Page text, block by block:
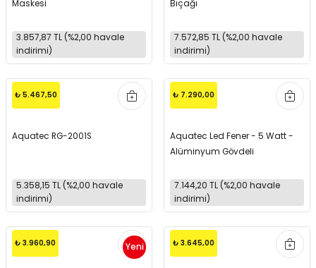
Maskesi
3.857,87 TL (%2,00 havale
indirimi)
Bıçağı
7.572,85 TL (%2,00 havale
indirimi)
₺ 5.467,50
Aquatec RG-2001S
5.358,15 TL (%2,00 havale
indirimi)
₺ 7.290,00
Aquatec Led Fener - 5 Watt -
Alüminyum Gövdeli
7.144,20 TL (%2,00 havale
indirimi)
Yeni
₺ 3.960,90 ₺ 3.645,00